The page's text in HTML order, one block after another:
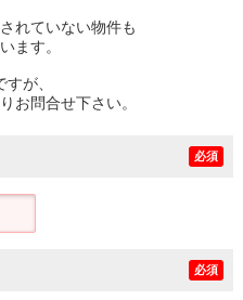
れていない物件も
ます。
が、
お問合せ下さい。
必須
必須